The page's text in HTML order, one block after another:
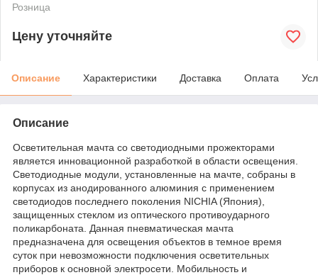
Розница
Цену уточняйте
Описание Характеристики Доставка Оплата
Описание
Осветительная мачта со светодиодными прожекторами
является инновационной разработкой в области освещения.
Светодиодные модули, установленные на мачте, собраны в
корпусах из анодированного алюминия с применением
светодиодов последнего поколения NICHIA (Япония),
защищенных стеклом из оптического противоударного
поликарбоната. Данная пневматическая мачта
предназначена для освещения объектов в темное время
суток при невозможности подключения осветительных
приборов к основной электросети. Мобильность и